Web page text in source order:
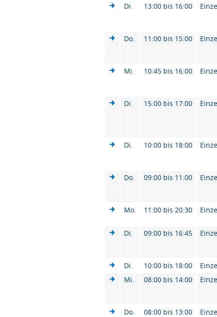
Di. 13:00 bis 16:00
Do. 11:00 bis 15:00
Mi. 10:45 bis 16:00
Di. 15:00 bis 17:00
Di. 10:00 bis 18:00
Do. 09:00 bis 11:00
Mo. 11:00 bis 20:30
Di. 09:00 bis 16:45
Di. 10:00 bis 18:00
Mi.
08:00 bis 14:00
Do. 08:00 bis 13:00